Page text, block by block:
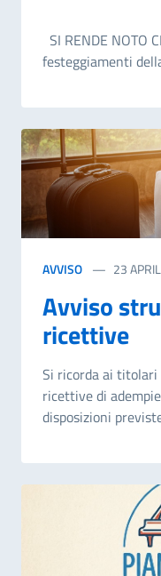
SI RENDE NOTO
festeggiamenti
concessione
del Carmine
ore 08:00 alle ore
manifestano la
commercio
tutti i dettagli
AVVISO 23
Avviso
ricettive
Si ricorda ai
ricettive di
disposizioni
Per tutte le
completo in
N.B. Si fa presente
disposizioni e le
tipologia di
interesse,